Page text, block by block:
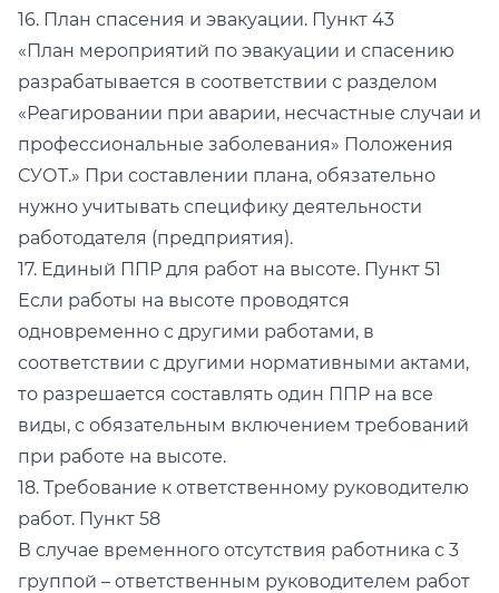
16. План спасения и эвакуации. Пункт 43
«План мероприятий по эвакуации и спасению
разрабатывается в соответствии с разделом
«Реагировании при аварии, несчастные случаи и
профессиональные заболевания» Положения
СУОТ.» При составлении плана, обязательно
нужно учитывать специфику деятельности
работодателя (предприятия).
17. Единый ППР для работ на высоте. Пункт 51
Если работы на высоте проводятся
одновременно с другими работами, в
соответствии с другими нормативными актами,
то разрешается составлять один ППР на все
виды, с обязательным включением требований
при работе на высоте.
18. Требование к ответственному руководителю
работ. Пункт 58
В случае временного отсутствия работника с 3
группой – ответственным руководителем работ